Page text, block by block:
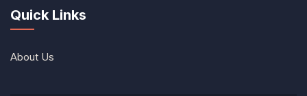
Quick Links
About Us